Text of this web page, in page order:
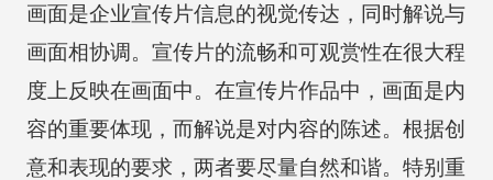
画面是企业宣传片信息的视觉传达，同时解说与
画面相协调。宣传片的流畅和可观赏性在很大程
度上反映在画面中。在宣传片作品中，画面是内
容的重要体现，而解说是对内容的陈述。根据创
意和表现的要求，两者要尽量自然和谐。特别重